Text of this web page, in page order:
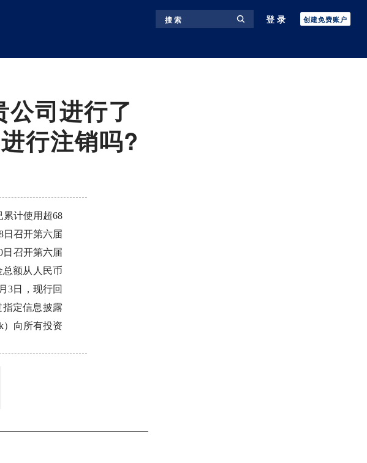
搜 索 登录 创建免费账户
司进行了
行注销吗?
累计使用超68
日召开第六届
日召开第六届
额从人民币
3日，现行回
定信息披露
）向所有投资